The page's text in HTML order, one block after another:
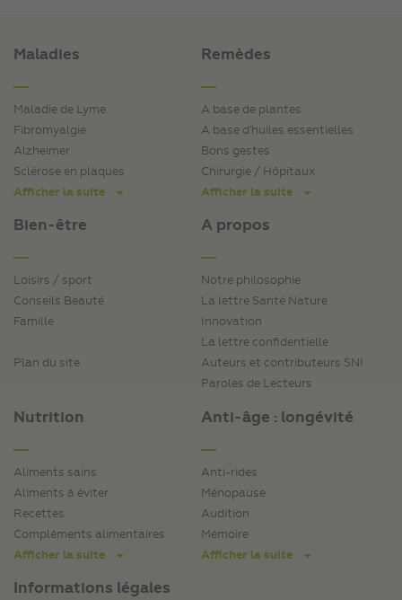
Maladies
Maladie de Lyme
Fibromyalgie
Alzheimer
Sclérose en plaques
Afficher la suite
Bien-être
Loisirs / sport
Conseils Beauté
Famille
Plan du site
Remèdes
A base de plantes
A base d'huiles essentielles
Bons gestes
Chirurgie / Hôpitaux
Afficher la suite
A propos
Notre philosophie
La lettre Santé Nature
Innovation
La lettre confidentielle
Auteurs et contributeurs SNI
Paroles de Lecteurs
Nutrition
Aliments sains
Aliments à éviter
Recettes
Compléments alimentaires
Afficher la suite
Informations légales
Anti-âge : longévité
Anti-rides
Ménopause
Audition
Mémoire
Afficher la suite